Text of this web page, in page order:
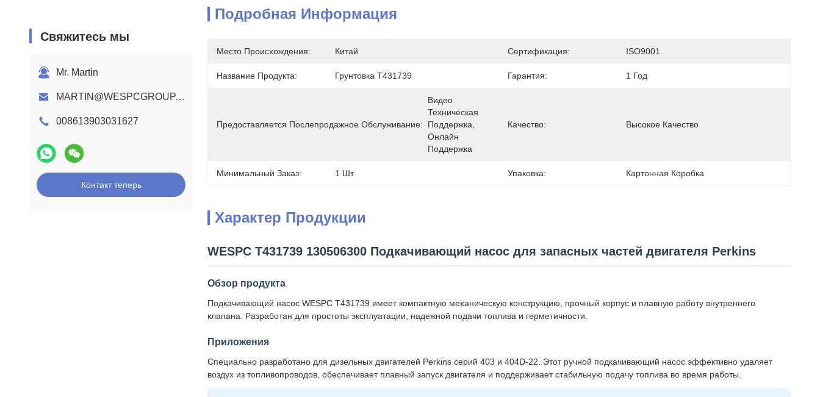
Распредвал двигателя Perkins
Свяжитесь мы
Mr. Martin
MARTIN@WESPCGROUP.COM
008613903031627
Контакт теперь
Подробная Информация
Место Происхождения: Китай Сертификация: ISO9001
Название Продукта: Грунтовка T431739 Гарантия: 1 Год
Предоставляется Послепродажное Обслуживание:
Видео
Техническая
Поддержка,
Онлайн
Поддержка
Качество: Высокое Качество
Минимальный Заказ: 1 Шт. Упаковка: Картонная Коробка
Характер Продукции
WESPC T431739 130506300 Подкачивающий насос для запасных частей двигателя Perkins
Обзор продукта
Подкачивающий насос WESPC T431739 имеет компактную механическую конструкцию, прочный корпус и плавную работу внутреннего
клапана. Разработан для простоты эксплуатации, надежной подачи топлива и герметичности.
Приложения
Специально разработано для дизельных двигателей Perkins серий 403 и 404D-22. Этот ручной подкачивающий насос эффективно удаляет
воздух из топливопроводов, обеспечивает плавный запуск двигателя и поддерживает стабильную подачу топлива во время работы.